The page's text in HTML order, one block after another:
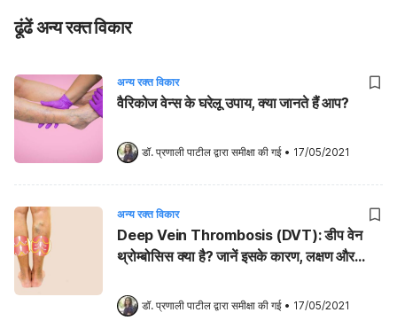
ढूंढें अन्य रक्त विकार
अन्य रक्त विकार
वैरिकोज वेन्स के घरेलू उपाय, क्या जानते हैं आप?
डॉ. प्रणाली पाटील द्वारा समीक्षा की गई • 17/05/2021
अन्य रक्त विकार
Deep Vein Thrombosis (DVT): डीप वेन
थ्रोम्बोसिस क्या है? जानें इसके कारण, लक्षण और
डॉ. प्रणाली पाटील द्वारा समीक्षा की गई • 17/05/2021